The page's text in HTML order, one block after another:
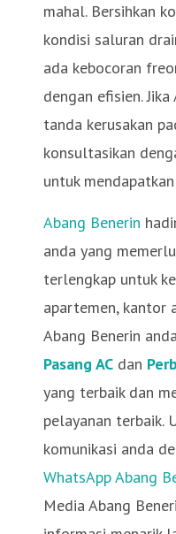
mahal. Bersihkan
kondisi saluran
ada kebocoran
dengan efisien.
tanda kerusakan
konsultasikan
untuk
Abang Benerin
anda yang
terlengkap untuk
apartemen, kantor
Abang Benerin
Pasang AC dan
yang terbaik dan
pelayanan terbaik.
komunikasi anda
WhatsApp Abang
Media Abang